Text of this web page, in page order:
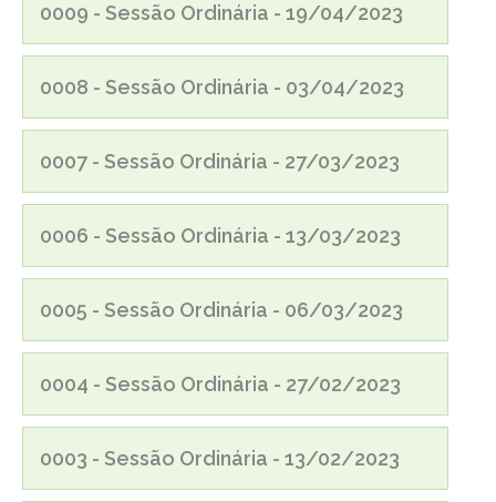
0009 - Sessão Ordinária - 19/04/2023
0008 - Sessão Ordinária - 03/04/2023
0007 - Sessão Ordinária - 27/03/2023
0006 - Sessão Ordinária - 13/03/2023
0005 - Sessão Ordinária - 06/03/2023
0004 - Sessão Ordinária - 27/02/2023
0003 - Sessão Ordinária - 13/02/2023